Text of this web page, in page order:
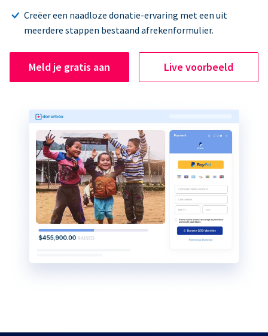
Creëer een naadloze donatie-ervaring met een uit
meerdere stappen bestaand afrekenformulier.
Meld je gratis aan Live voorbeeld